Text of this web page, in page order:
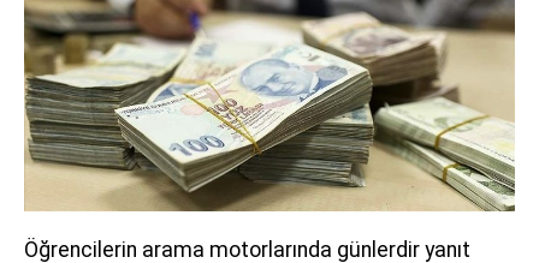
Öğrencilerin arama motorlarında günlerdir yanıt